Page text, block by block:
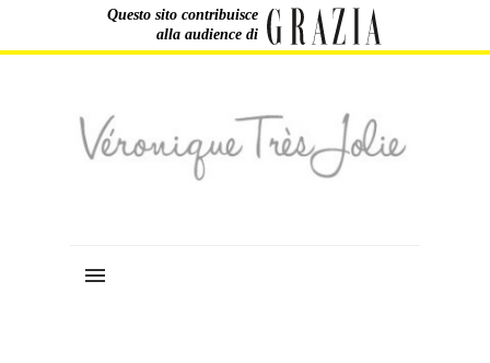
Questo sito contribuisce
alla audience di